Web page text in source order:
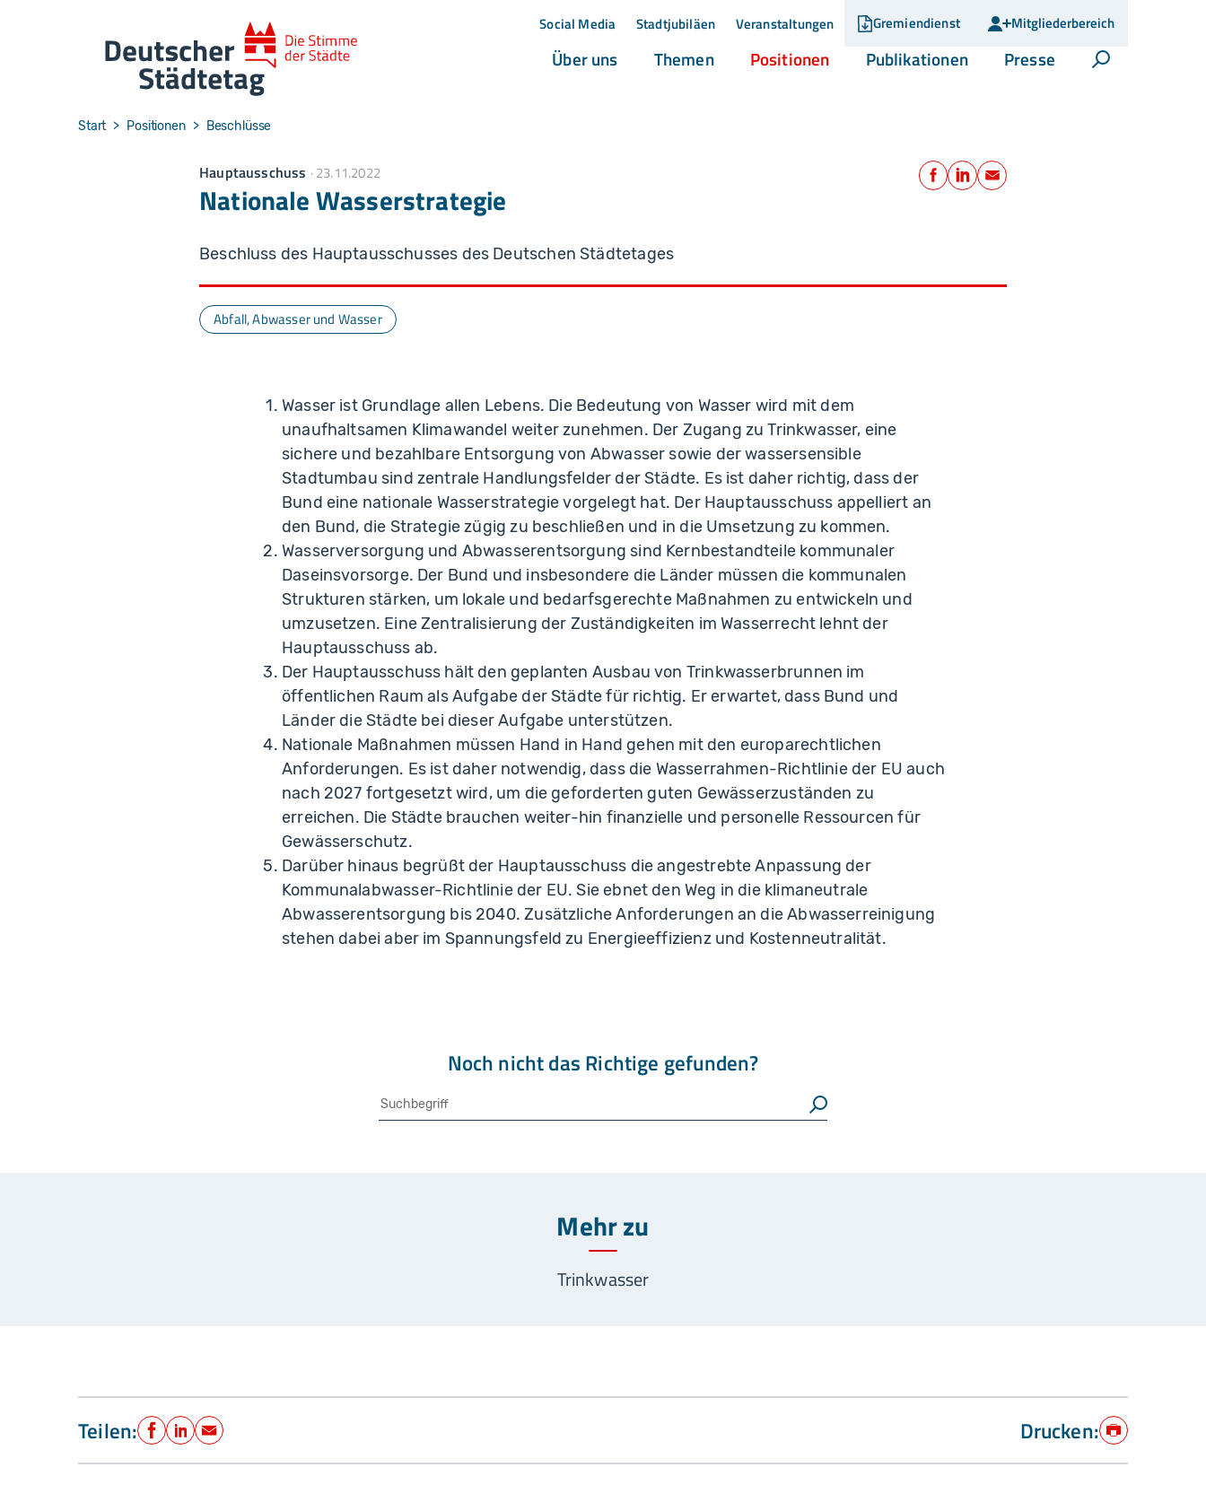
Social Media Stadtjubiläen Veranstaltungen Gremiendienst Mitgliederbereich
Über uns(current)Themen(current)Positionen(current)Publikationen(current)Presse (current)Suche öffnen
You are here:
Start Positionen Beschlüsse
Hauptausschuss 23.11.2022
Nationale Wasserstrategie
Beschluss des Hauptausschusses des Deutschen Städtetages
Teilen
Facebook
LinkedIn
E-Mail
Abfall, Abwasser und Wasser
Wasser ist Grundlage allen Lebens. Die Bedeutung von Wasser wird mit dem
unaufhaltsamen Klimawandel weiter zunehmen. Der Zugang zu Trinkwasser, eine
sichere und bezahlbare Entsorgung von Abwasser sowie der wassersensible
Stadtumbau sind zentrale Handlungsfelder der Städte. Es ist daher richtig, dass der
Bund eine nationale Wasserstrategie vorgelegt hat. Der Hauptausschuss appelliert an
den Bund, die Strategie zügig zu beschließen und in die Umsetzung zu kommen.
Wasserversorgung und Abwasserentsorgung sind Kernbestandteile kommunaler
Daseinsvorsorge. Der Bund und insbesondere die Länder müssen die kommunalen
Strukturen stärken, um lokale und bedarfsgerechte Maßnahmen zu entwickeln und
umzusetzen. Eine Zentralisierung der Zuständigkeiten im Wasserrecht lehnt der
Hauptausschuss ab.
Der Hauptausschuss hält den geplanten Ausbau von Trinkwasserbrunnen im
öffentlichen Raum als Aufgabe der Städte für richtig. Er erwartet, dass Bund und
Länder die Städte bei dieser Aufgabe unterstützen.
Nationale Maßnahmen müssen Hand in Hand gehen mit den europarechtlichen
Anforderungen. Es ist daher notwendig, dass die Wasserrahmen-Richtlinie der EU auch
nach 2027 fortgesetzt wird, um die geforderten guten Gewässerzuständen zu
erreichen. Die Städte brauchen weiter-hin finanzielle und personelle Ressourcen für
Gewässerschutz.
Darüber hinaus begrüßt der Hauptausschuss die angestrebte Anpassung der
Kommunalabwasser-Richtlinie der EU. Sie ebnet den Weg in die klimaneutrale
Abwasserentsorgung bis 2040. Zusätzliche Anforderungen an die Abwasserreinigung
stehen dabei aber im Spannungsfeld zu Energieeffizienz und Kostenneutralität.
Noch nicht das Richtige gefunden?
Suche Suchen
Mehr zu
Trinkwasser
Teilen: Facebook
LinkedIn
E-Mail Drucken: Drucken